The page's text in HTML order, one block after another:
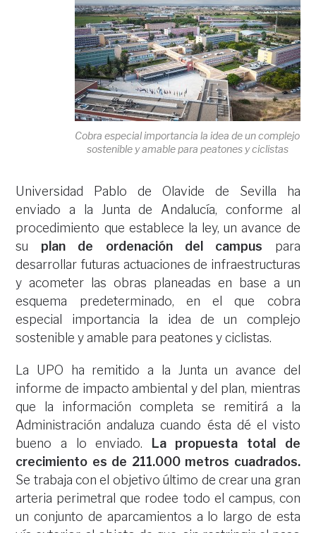
Cobra especial importancia la idea de un complejo
sostenible y amable para peatones y ciclistas
Universidad Pablo de Olavide de Sevilla ha
enviado a la Junta de Andalucía, conforme al
procedimiento que establece la ley, un avance de
su plan de ordenación del campus para
desarrollar futuras actuaciones de infraestructuras
y acometer las obras planeadas en base a un
esquema predeterminado, en el que cobra
especial importancia la idea de un complejo
sostenible y amable para peatones y ciclistas.
La UPO ha remitido a la Junta un avance del
informe de impacto ambiental y del plan, mientras
que la información completa se remitirá a la
Administración andaluza cuando ésta dé el visto
bueno a lo enviado.
La propuesta total de
crecimiento es de 211.000 metros cuadrados.
Se trabaja con el objetivo último de crear una gran
arteria perimetral que rodee todo el campus, con
un conjunto de aparcamientos a lo largo de esta